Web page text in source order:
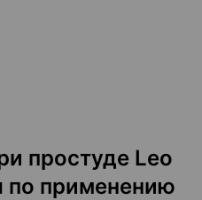
простуде Leo
по применению